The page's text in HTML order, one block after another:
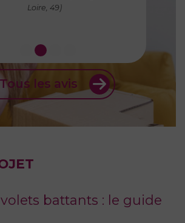
Loire, 49)
Tous les avis
battants : le guide